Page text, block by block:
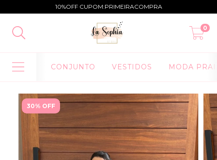
10%OFF CUPOM:PRIMEIRACOMPRA
0
CONJUNTO VESTIDOS MODA
30% OFF